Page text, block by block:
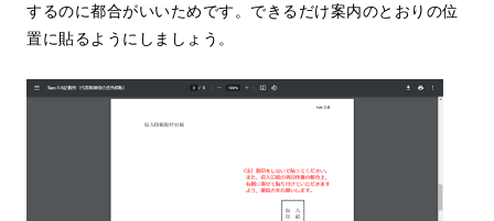
するのに都合がいいためです。できるだけ案内のとおりの位
置に貼るようにしましょう。